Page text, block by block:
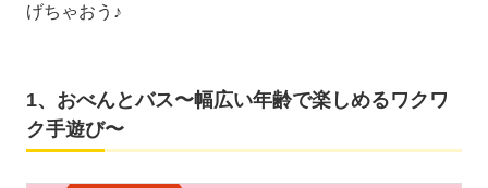
げちゃおう♪
1、おべんとバス〜幅広い年齢で楽しめるワクワ
ク手遊び〜